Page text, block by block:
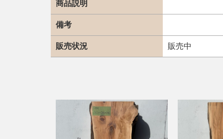
商品説明
備考
販売状況 販売中